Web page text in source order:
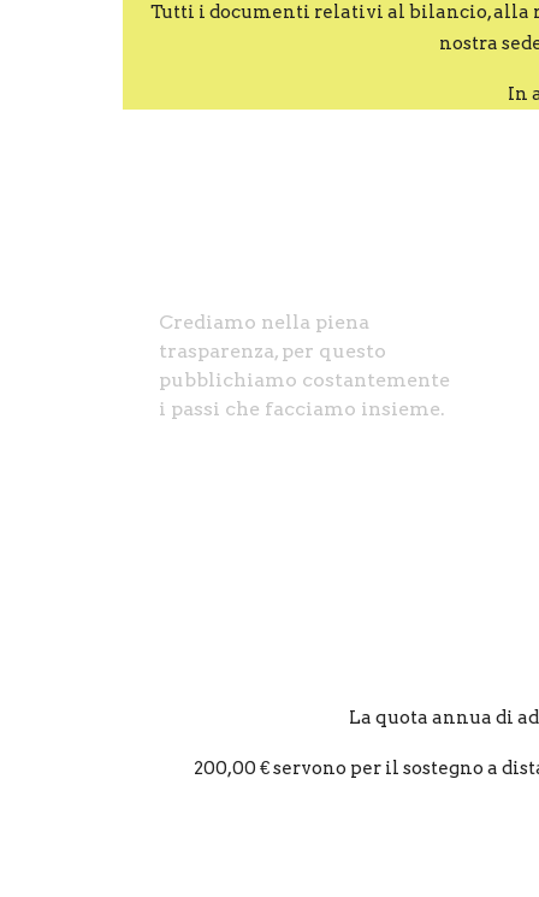
Tutti i documenti relativi al bilancio, alla
nostra
In
Crediamo nella piena
trasparenza, per questo
pubblichiamo costantemente
i passi che facciamo insieme.
La quota annua di
200,00 € servono per il sostegno a